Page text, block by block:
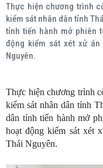
Thực hiện chương trình
kiểm sát nhân dân tỉnh
tỉnh tiến hành mở phiên
động kiểm sát xét xử
Nguyên.
Thực hiện chương trình
kiểm sát nhân dân tỉnh
dân tỉnh tiến hành mở
hoạt động kiểm sát xét
Thái Nguyên.